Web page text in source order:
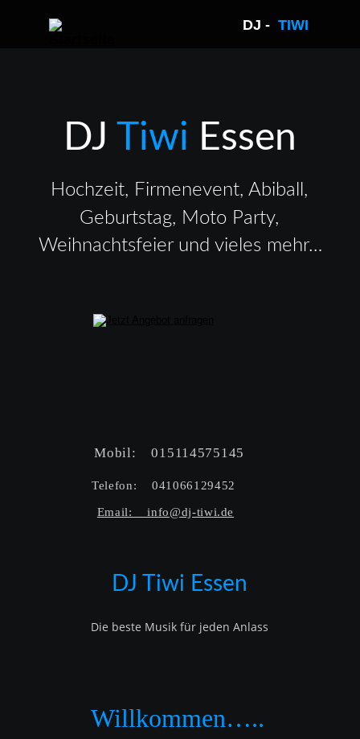
DJ Tiwi Essen
Die beste Musik für jeden Anlass
DJ Tiwi Essen
Hochzeit, Firmenevent, Abiball,
Geburtstag, Moto Party,
Weihnachtsfeier und vieles mehr…
Willkommen…..
Telefon:    041066129452
Mobil:    015114575145
Email:    info@dj-tiwi.de
DJ - TIWI